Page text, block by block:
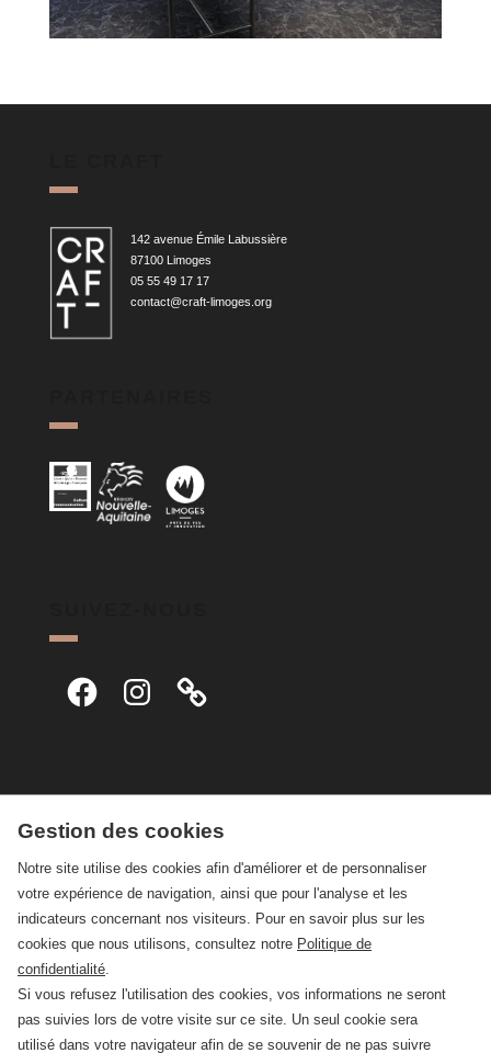
142 avenue Émile Labussière
87100 Limoges
05 55 49 17 17
contact@craft-limoges.org
FacebookInstagram
Gestion des cookies
Notre site utilise des cookies afin d'améliorer et de personnaliser
votre expérience de navigation, ainsi que pour l'analyse et les
indicateurs concernant nos visiteurs. Pour en savoir plus sur les
cookies que nous utilisons, consultez notre Politique de
confidentialité
Si vous refusez l'utilisation des cookies, vos informations ne seront
pas suivies lors de votre visite sur ce site. Un seul cookie sera
utilisé dans votre navigateur afin de se souvenir de ne pas suivre